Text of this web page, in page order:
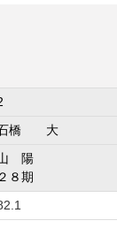
橋 大
陽
２８期